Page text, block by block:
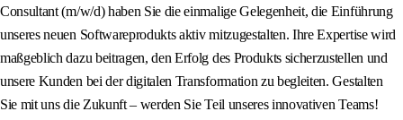
Consultant (m/w/d) haben Sie die einmalige Gelegenheit, die Einführung
unseres neuen Softwareprodukts aktiv mitzugestalten. Ihre Expertise wird
maßgeblich dazu beitragen, den Erfolg des Produkts sicherzustellen und
unsere Kunden bei der digitalen Transformation zu begleiten. Gestalten
Sie mit uns die Zukunft – werden Sie Teil unseres innovativen Teams!